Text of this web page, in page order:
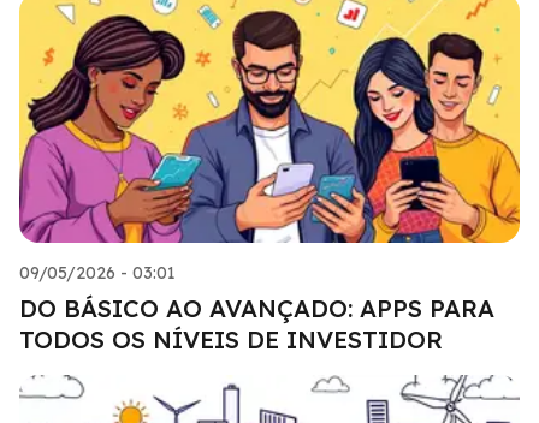
09/05/2026 - 03:01
DO BÁSICO AO AVANÇADO: APPS PARA
TODOS OS NÍVEIS DE INVESTIDOR